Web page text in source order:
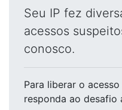
Seu IP fez
acessos
conosco.
Para liberar o acesso
responda ao desafio